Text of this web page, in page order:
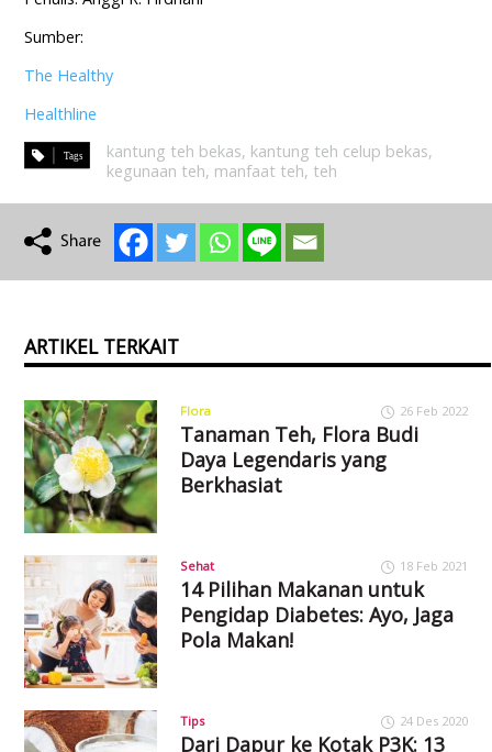
Sumber:
The Healthy
Healthline
kantung teh bekas, kantung teh celup bekas,
kegunaan teh, manfaat teh, teh
ARTIKEL TERKAIT
Flora 26 Feb 2022
Tanaman Teh, Flora Budi
Daya Legendaris yang
Berkhasiat
Sehat 18 Feb 2021
14 Pilihan Makanan untuk
Pengidap Diabetes: Ayo, Jaga
Pola Makan!
Tips 24 Des 2020
Dari Dapur ke Kotak P3K: 13